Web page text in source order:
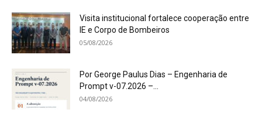
Visita institucional fortalece cooperação entre
IE e Corpo de Bombeiros
05/08/2026
Por George Paulus Dias – Engenharia de
Prompt v-07.2026 –...
04/08/2026